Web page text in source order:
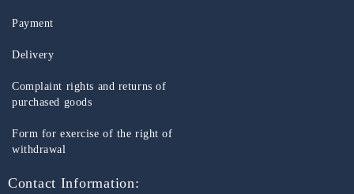
Payment
Delivery
Complaint rights and returns of
purchased goods
Form for exercise of the right of
withdrawal
Contact Information: